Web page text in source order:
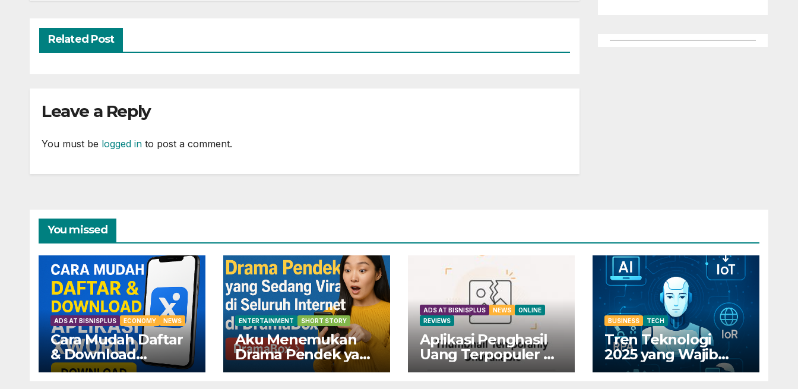
Related Post
Leave a Reply
You must be logged in to post a comment.
You missed
ADS AT BISNISPLUS ECONOMY NEWS
Cara Mudah Daftar
& Download
Aplikasi XWorld —
ENTERTAINMENT SHORT STORY
Aku Menemukan
Drama Pendek yang
Sedang Viral di
ADS AT BISNISPLUS NEWS
ONLINE
REVIEWS
Aplikasi Penghasil
Uang Terpopuler di
Indonesia!
BUSINESS TECH
Tren Teknologi
2025 yang Wajib
Diketahui Pelaku